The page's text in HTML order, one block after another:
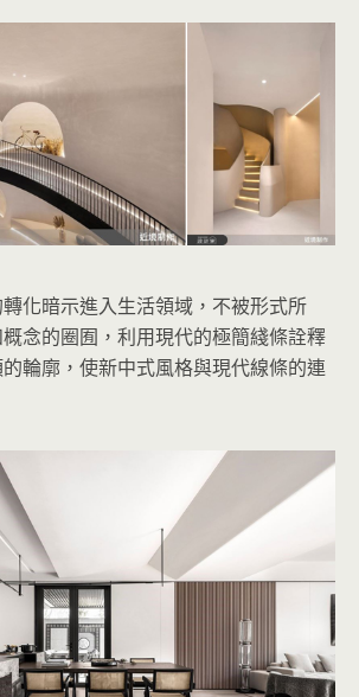
化暗示進入生活領域，不被形式所
念的圈囿，利用現代的極簡綫條詮釋
輪廓，使新中式風格與現代線條的連